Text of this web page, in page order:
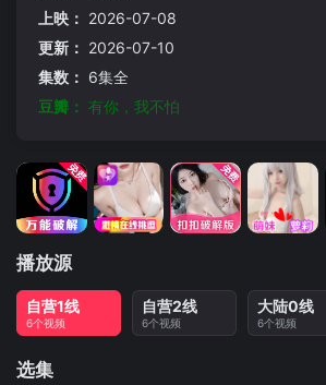
上映： 2026-07-08
更新： 2026-07-10
集数： 6集全
豆瓣： 有你，我不怕
播放源
自营1线
6个视频
自营2线
6个视频
大陆0线
6个视频
选集